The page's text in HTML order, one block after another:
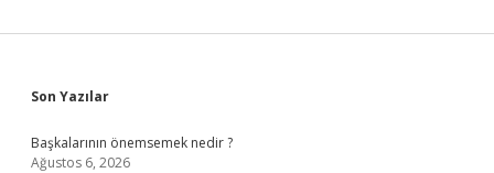
Sidebar
Son Yazılar
Başkalarının önemsemek nedir ?
Ağustos 6, 2026